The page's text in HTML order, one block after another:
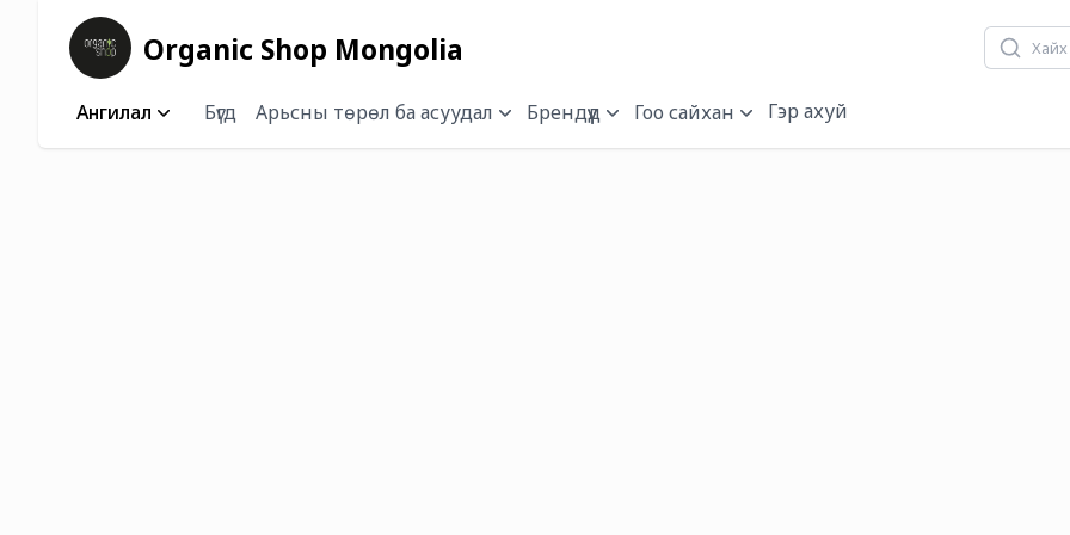
Organic Shop Mongolia
Ангилал Бүгд Арьсны төрөл ба асуудал Брендүүд Гоо сайхан Гэр ахуй